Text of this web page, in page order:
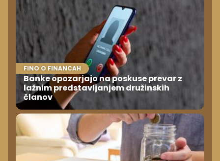
FINO O FINANCAH
Banke opozarjajo na poskuse prevar z
lažnim predstavljanjem družinskih
članov